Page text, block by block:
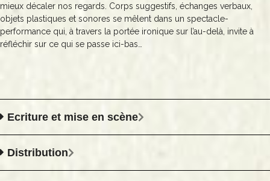
mieux décaler nos regards. Corps suggestifs, échanges verbaux,
objets plastiques et sonores se mêlent dans un spectacle-
performance qui, à travers la portée ironique sur l’au-delà, invite à
réfléchir sur ce qui se passe ici-bas…
Ecriture et mise en scène
Distribution